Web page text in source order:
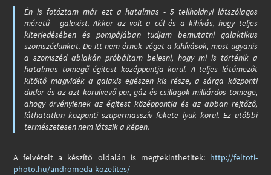
Én is fotóztam már ezt a hatalmas - 5 teliholdnyi látszólagos
méretű - galaxist. Akkor az volt a cél és a kihívás, hogy teljes
kiterjedésében és pompájában tudjam bemutatni galaktikus
szomszédunkat. De itt nem érnek véget a kihívások, most ugyanis
a szomszéd ablakán próbáltam belesni, hogy mi is történik a
hatalmas tömegű égitest középpontja körül. A teljes látómezőt
kitöltő magvidék a galaxis egészen kis része, a sárga központi
dudor és az azt körülvevő por, gáz és csillagok milliárdos tömege,
ahogy örvénylenek az égitest középpontja és az abban rejtőző,
láthatatlan központi szupermasszív fekete lyuk körül. Ez utóbbi
természetesen nem látszik a képen.
A felvételt a készítő oldalán is megtekinthetitek: http://feltoti-
photo.hu/andromeda-kozelites/